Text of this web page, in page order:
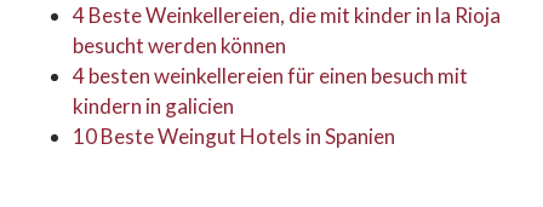
4 Beste Weinkellereien, die mit kinder in la Rioja
besucht werden können
4 besten weinkellereien für einen besuch mit
kindern in galicien
10 Beste Weingut Hotels in Spanien